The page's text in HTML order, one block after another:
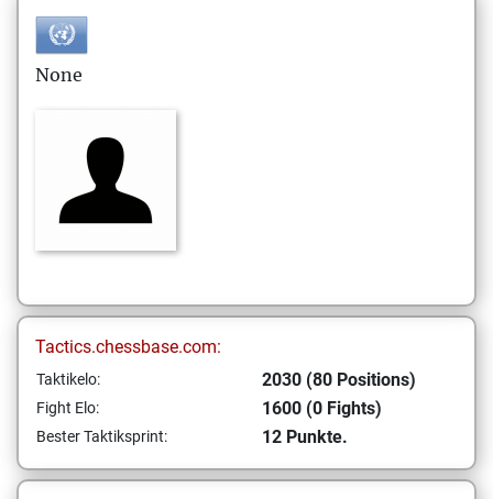
None
Tactics.chessbase.com:
Taktikelo: 2030 (80 Positions)
Fight Elo: 1600 (0 Fights)
Bester Taktiksprint: 12 Punkte.